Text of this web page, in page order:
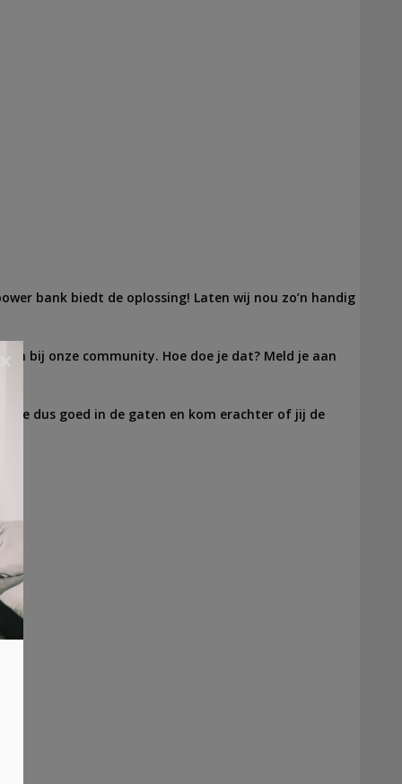
bank biedt de oplossing! Laten wij nou zo’n handig
bij onze community. Hoe doe je dat? Meld je aan
dus goed in de gaten en kom erachter of jij de
×